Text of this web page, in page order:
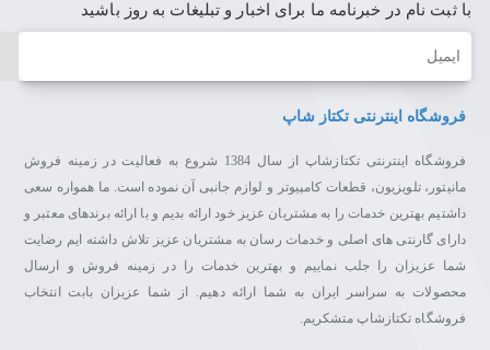
با ثبت نام در خبرنامه ما برای اخبار و تبلیغات به روز باشید
ایمیل
فروشگاه اینترنتی تکتاز شاپ
فروشگاه اینترنتی تکتازشاپ از سال 1384 شروع به فعالیت در زمینه فروش
مانیتور، تلویزیون، قطعات کامپیوتر و لوازم جانبی آن نموده است. ما همواره سعی
داشتیم بهترین خدمات را به مشتریان عزیز خود ارائه بدیم و با ارائه برندهای معتبر و
دارای گارنتی های اصلی و خدمات رسان به مشتریان عزیز تلاش داشته ایم رضایت
شما عزیزان را جلب نماییم و بهترین خدمات را در زمینه فروش و ارسال
محصولات به سراسر ایران به شما ارائه دهیم. از شما عزیزان بابت انتخاب
فروشگاه تکتازشاپ متشکریم.